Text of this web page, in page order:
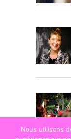
Nous utilisons